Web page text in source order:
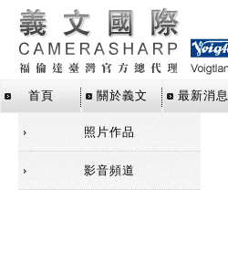
首頁 關於義文 最新消息
照片作品
影音頻道